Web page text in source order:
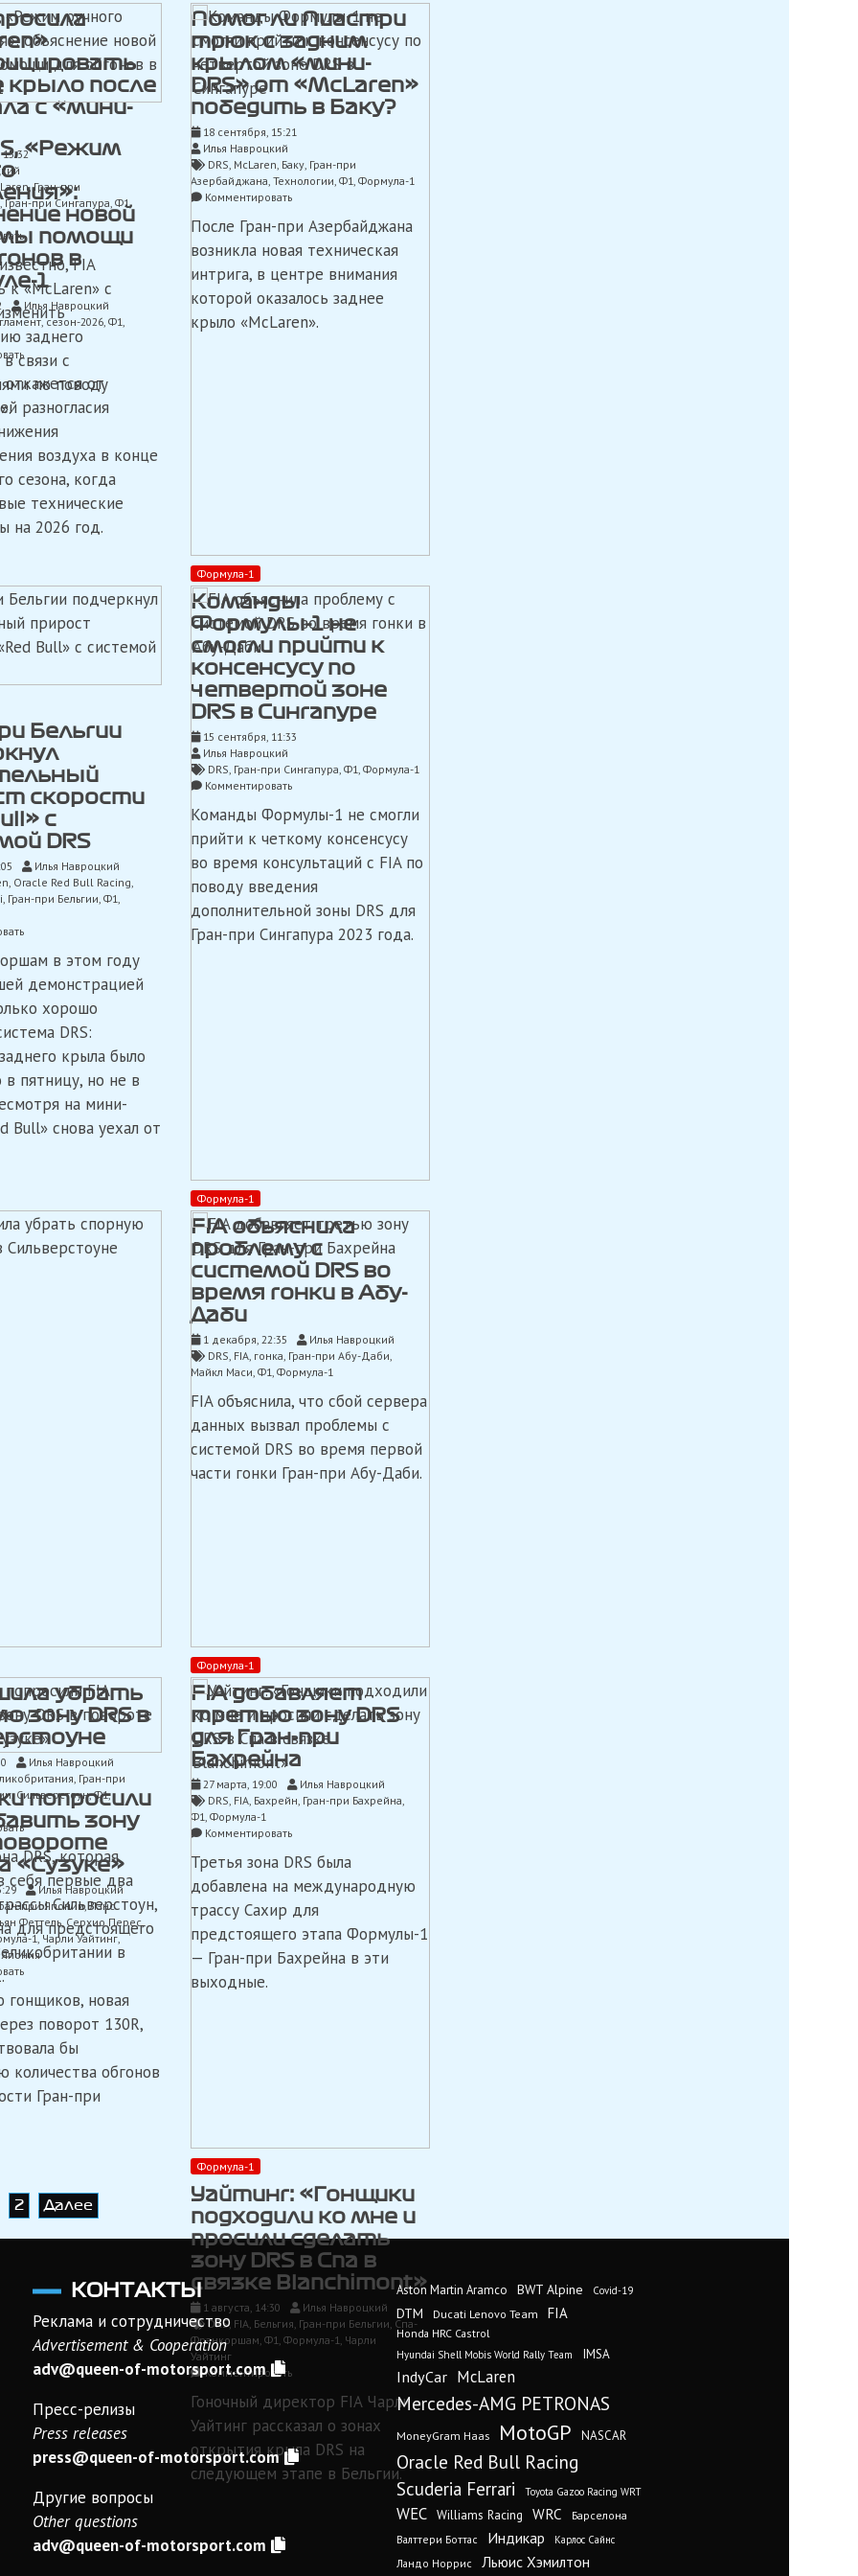
крыло после
с «мини-
,Гран-при
,Гран-при Сингапура, Ф1,
on
FIA
попросила
«McLaren»
модифицировать
заднее
крыло
после
скандала
с
DRS»
FIA
к «McLaren» с
заднего
связи с
по поводу
Помог ли Пиастри
трюк с задним
крылом «мини-
DRS» от «McLaren»
победить в Баку?
18 сентября, 15:21
Илья Навроцкий
DRS, McLaren, Баку, Гран-при
Азербайджана, Технологии, Ф1, Формула-1
Комментироватьon
ли
Пиастри
с
задним
«мини-
После Гран-при Азербайджана
возникла новая техническая
интрига, в центре внимания
которой оказалось заднее
крыло «McLaren».
«Режим
новой
помощи
в
1
Илья Навроцкий
,сезон-2026, Ф1,
on
Без
DRS,
«Режим
ручного
управления»:
объяснение
системы
помощи
обгонов
от
разногласия
воздуха в конце
сезона, когда
технические
на 2026 год.
Формула-1
Команды
Формулы-1 не
смогли прийти к
консенсусу по
четвертой зоне
DRS в Сингапуре
15 сентября, 11:33
Илья Навроцкий
DRS, Гран-при Сингапура, Ф1, Формула-1
Комментироватьon
Формулы-1
не
смогли
прийти
к
по
четвертой
зоне
Команды Формулы-1 не смогли
прийти к четкому консенсусу
во время консультаций с FIA по
поводу введения
дополнительной зоны DRS для
Гран-при Сингапура 2023 года.
Бельгии
скорости
с
DRS
Илья Навроцкий
, Oracle Red Bull Racing,
, Гран-при Бельгии, Ф1,
on
при
Бельгии
подчеркнул
значительный
прирост
«Red
Bull»
системой
DRS
в этом году
демонстрацией
хорошо
DRS:
крыла было
пятницу, но не в
на мини-
Bull» снова уехал от
Формула-1
FIA объяснила
проблему с
системой DRS во
время гонки в Абу-
Даби
1 декабря, 22:35
Илья Навроцкий
DRS, FIA, гонка, Гран-при Абу-Даби,
Майкл Маси, Ф1, Формула-1
FIA объяснила, что сбой сервера
данных вызвал проблемы с
системой DRS во время первой
части гонки Гран-при Абу-Даби.
убрать
зону DRS в
Илья Навроцкий
, Гран-при
,Сильверстоун,Ф1,
on
FIA
решила
убрать
спорную
зону
DRS
в
Сильверстоуне
DRS, которая
себя первые два
Сильверстоун,
для предстоящего
в
Формула-1
FIA добавляет
третью зону DRS
для Гран-при
Бахрейна
27 марта, 19:00
Илья Навроцкий
DRS, FIA, Бахрейн, Гран-при Бахрейна,
Ф1, Формула-1
Комментироватьon
добавляет
третью
DRS
для
при
Третья зона DRS была
добавлена ​​на международную
трассу Сахир для
предстоящего этапа Формулы-1
— Гран-при Бахрейна в эти
выходные.
попросили
зону
«Сузуке»
Илья Навроцкий
при Японии,Лэнс
Феттель, Серхио Перес,
1,Чарли Уайтинг,
Япония
on
попросили
FIA
зону
DRS
повороте
новая
поворот 130R,
бы
количества обгонов
Гран-при
Формула-1
Уайтинг: «Гонщики
подходили ко мне и
просили сделать
зону DRS в Спа в
связке Blanchimont»
1 августа, 14:30
Илья Навроцкий
DRS, FIA, Бельгия, Гран-при Бельгии, Спа-
Франкоршам, Ф1, Формула-1, Чарли
Уайтинг
Комментироватьon
«Гонщики
подходили
мне
и
Гоночный директор FIA Чарли
Уайтинг рассказал о зонах
открытия крыла DRS на
следующем этапе в Бельгии.
2 Далее
КОНТАКТЫ
Реклама и сотрудничество
Advertisement & Cooperation
adv@queen-of-motorsport.com
Пресс-релизы
Press releases
press@queen-of-motorsport.com
Другие вопросы
Other questions
adv@queen-of-motorsport.com
Aston Martin Aramco BWT Alpine Covid-19
DTM Ducati Lenovo Team FIA
Honda HRC Castrol
Hyundai Shell Mobis World Rally Team IMSA
IndyCar McLaren
Mercedes-AMG PETRONAS
MoneyGram Haas MotoGP NASCAR
Oracle Red Bull Racing
Scuderia Ferrari Toyota Gazoo Racing WRT
WEC Williams Racing WRC
Барселона
Валттери Боттас
Индикар Карлос Сайнс
Ландо Норрис Льюис Хэмилтон